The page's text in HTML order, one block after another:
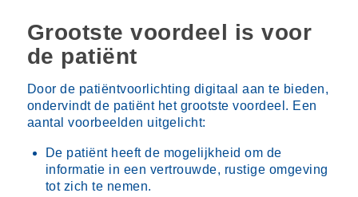
Grootste voordeel is voor
de patiënt
Door de patiëntvoorlichting digitaal aan te bieden,
ondervindt de patiënt het grootste voordeel. Een
aantal voorbeelden uitgelicht:
De patiënt heeft de mogelijkheid om de
informatie in een vertrouwde, rustige omgeving
tot zich te nemen.